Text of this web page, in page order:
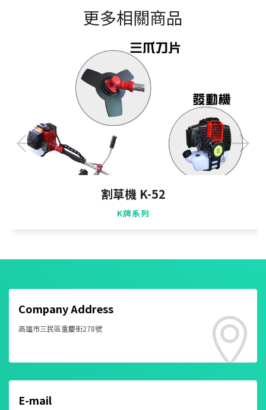
更多相關商品
割草機 K-52
K牌系列
Company Address
高雄市三民區重慶街278號
E-mail